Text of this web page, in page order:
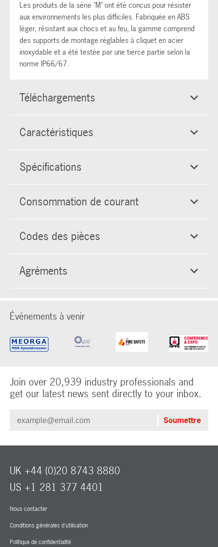
Les produits de la série "M" ont été conçus pour résister
aux environnements les plus difficiles. Fabriquée en ABS
léger, résistant aux chocs et au feu, la gamme comprend
des supports de montage réglables à cliquet en acier
inoxydable et a été testée par une tierce partie selon la
norme IP66/67.
Téléchargements
Caractéristiques
Spécifications
Consommation de courant
Codes des pièces
Agréments
Événements à venir
Join over 20,939 industry professionals and
get our latest news sent directly to your inbox.
Nous contacter
Conditions générales d'utilisation
Politique de confidentialité
UK +44 (0)20 8743 8880
US +1 281 377 4401